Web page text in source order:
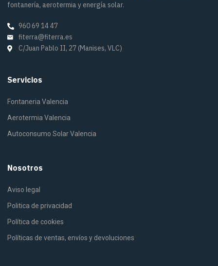
fontanería, aerotermia y energía solar.
960 69 14 47
fiterra@fiterra.es
C/Juan Pablo II, 27 (Manises, VLC)
Servicios
Fontaneria Valencia
Aerotermia Valencia
Autoconsumo Solar Valencia
Nosotros
Aviso legal
Politica de privacidad
Política de cookies
Políticas de ventas, envíos y devoluciones